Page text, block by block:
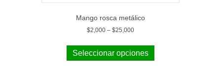
Mango rosca metálico
$2,000 – $25,000
Seleccionar opciones